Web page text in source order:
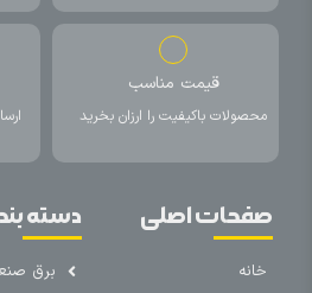
قیمت مناسب
محصولات باکیفیت را ارزان بخرید
صفحات اصلی
خانه
دسته
برق